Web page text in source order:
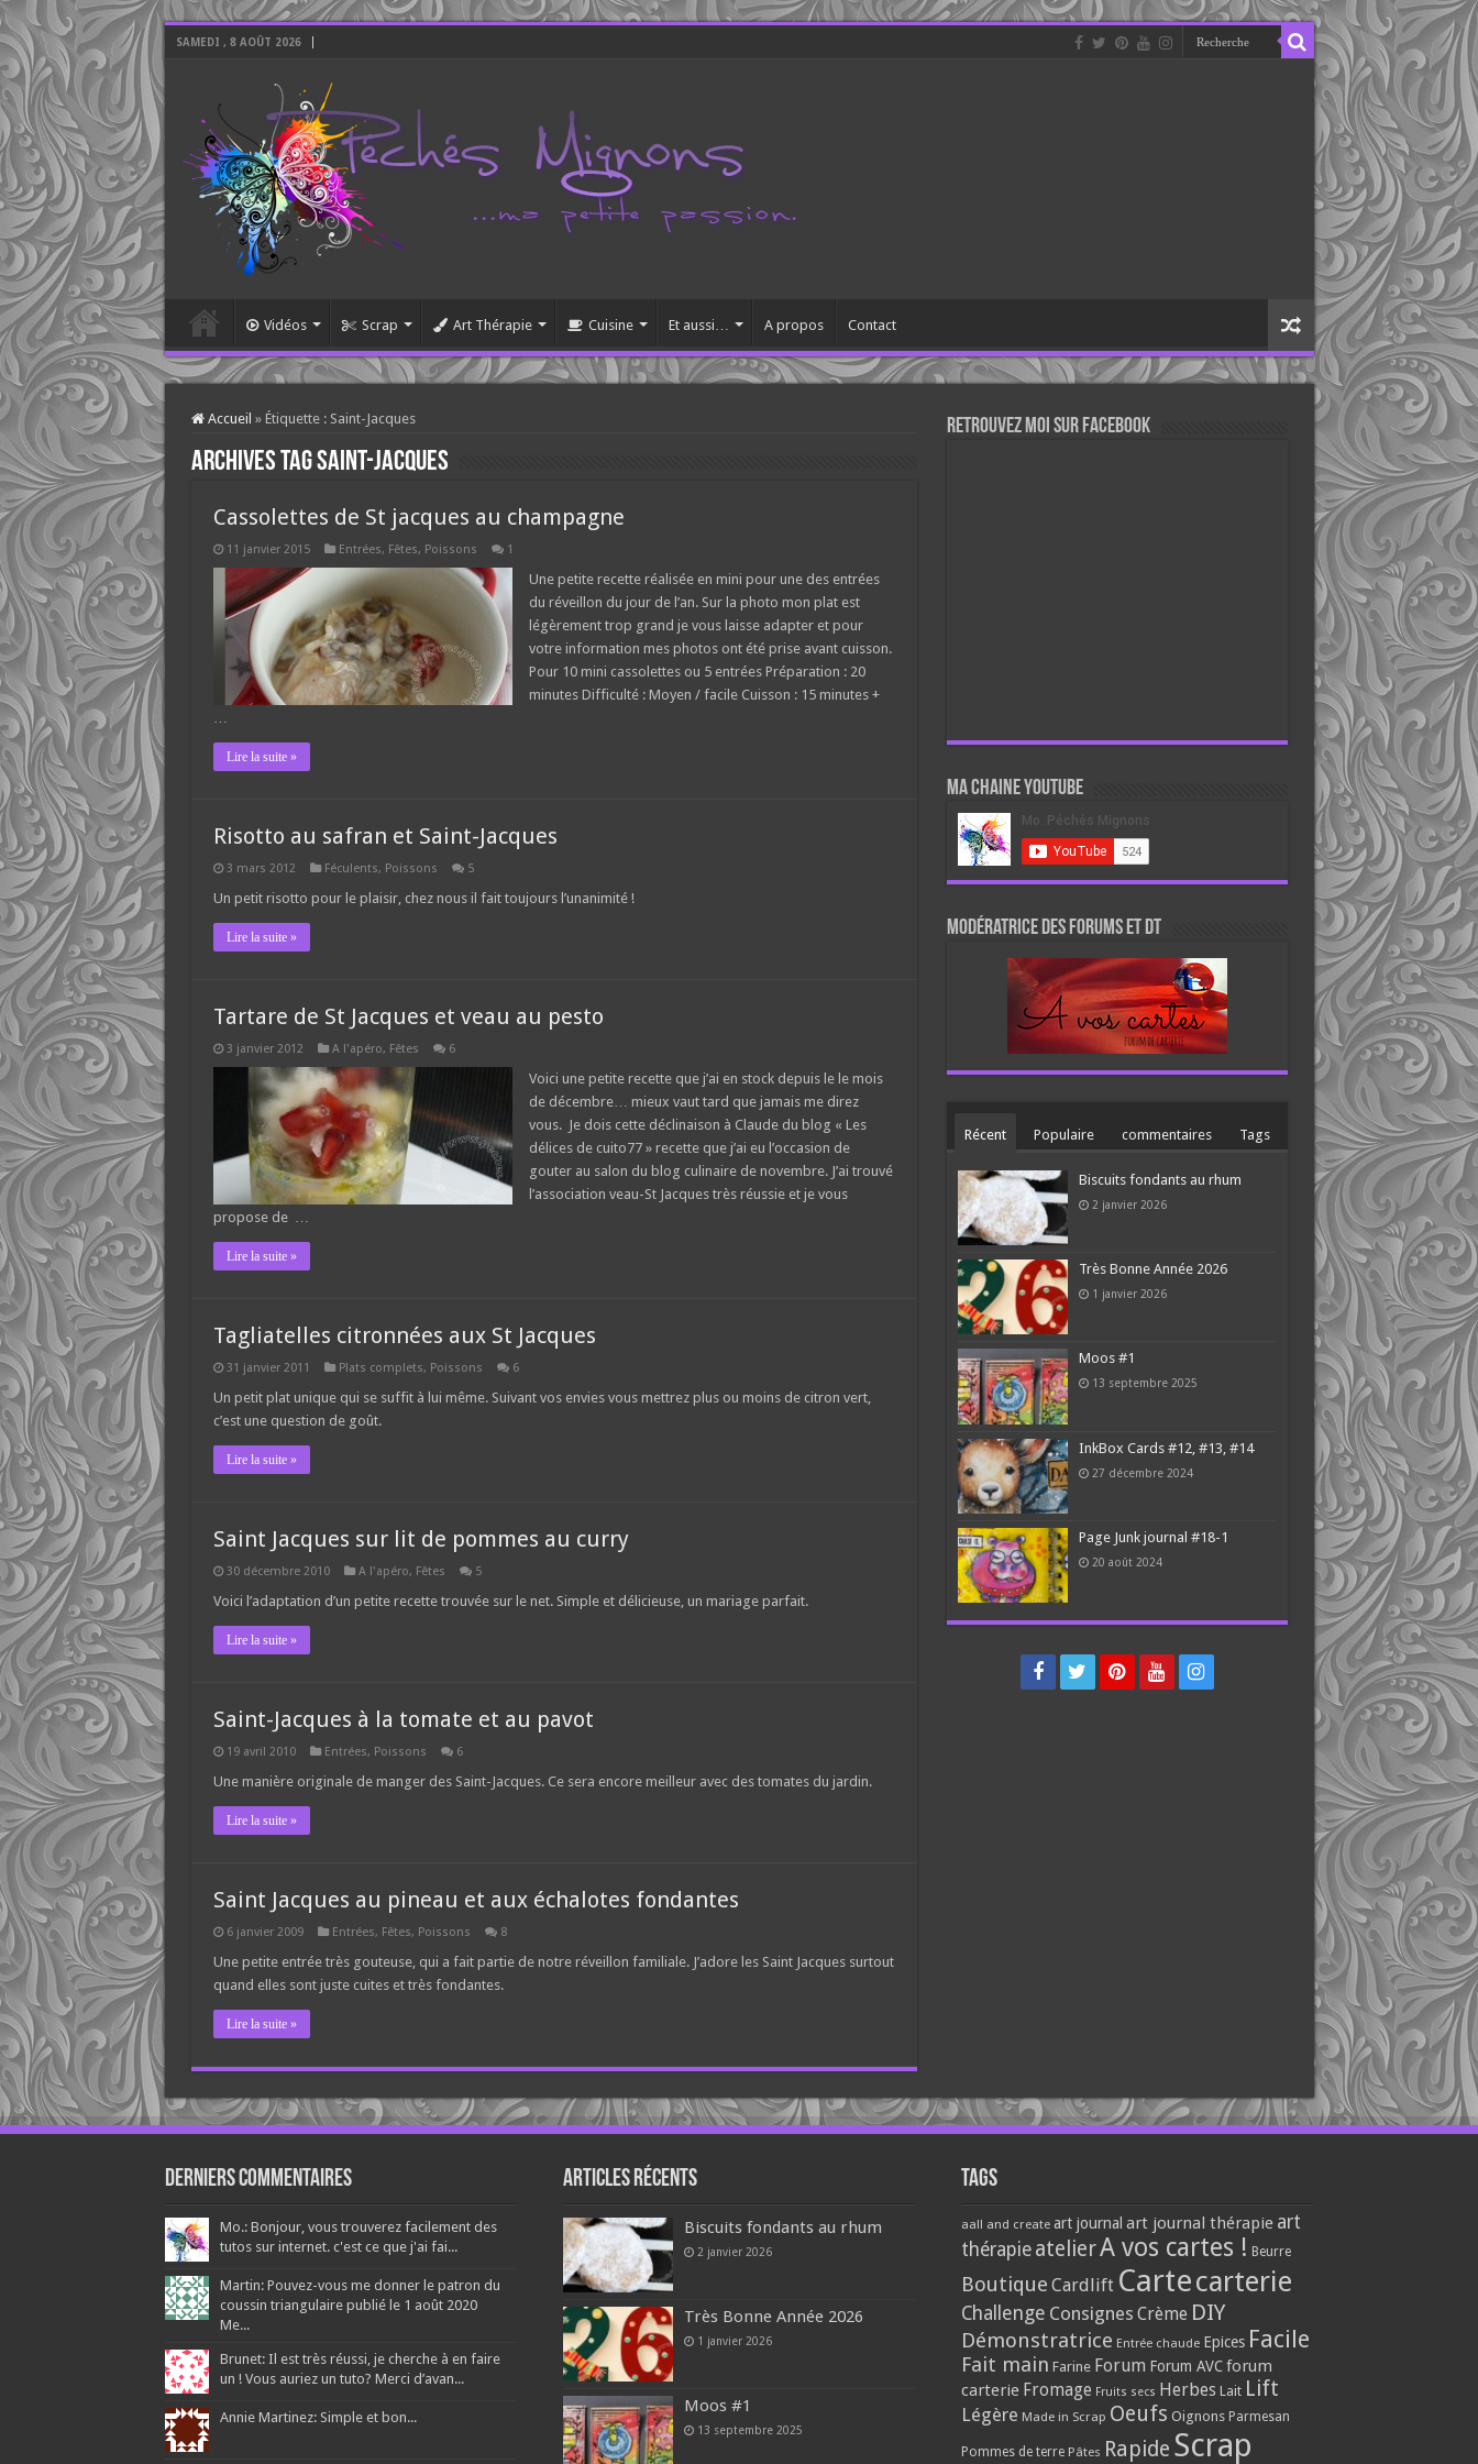
SAMEDI , 8 AOÛT 2026
Vidéos Scrap Art Thérapie Cuisine Et aussi… A propos Contact
Accueil » Étiquette : Saint-Jacques
Archives tagSaint-Jacques
Cassolettes de St jacques au champagne
11 janvier 2015 Entrées, Fêtes, Poissons 1
Une petite recette réalisée en mini pour une des entrées
du réveillon du jour de l’an. Sur la photo mon plat est
légèrement trop grand je vous laisse adapter et pour
votre information mes photos ont été prise avant cuisson.
Pour 10 mini cassolettes ou 5 entrées Préparation : 20
minutes Difficulté : Moyen / facile Cuisson : 15 minutes +
…
Lire la suite »
Risotto au safran et Saint-Jacques
3 mars 2012 Féculents, Poissons 5
Un petit risotto pour le plaisir, chez nous il fait toujours l’unanimité !
Lire la suite »
Tartare de St Jacques et veau au pesto
3 janvier 2012 A l'apéro, Fêtes 6
Voici une petite recette que j’ai en stock depuis le le mois
de décembre… mieux vaut tard que jamais me direz
vous. Je dois cette déclinaison à Claude du blog « Les
délices de cuito77 » recette que j’ai eu l’occasion de
gouter au salon du blog culinaire de novembre. J’ai trouvé
l’association veau-St Jacques très réussie et je vous
propose de …
Lire la suite »
Tagliatelles citronnées aux St Jacques
31 janvier 2011 Plats complets, Poissons 6
Un petit plat unique qui se suffit à lui même. Suivant vos envies vous mettrez plus ou moins de citron vert,
c’est une question de goût.
Lire la suite »
Saint Jacques sur lit de pommes au curry
30 décembre 2010 A l'apéro, Fêtes 5
Voici l’adaptation d’un petite recette trouvée sur le net. Simple et délicieuse, un mariage parfait.
Lire la suite »
Saint-Jacques à la tomate et au pavot
19 avril 2010 Entrées, Poissons 6
Une manière originale de manger des Saint-Jacques. Ce sera encore meilleur avec des tomates du jardin.
Lire la suite »
Saint Jacques au pineau et aux échalotes fondantes
6 janvier 2009 Entrées, Fêtes, Poissons 8
Une petite entrée très gouteuse, qui a fait partie de notre réveillon familiale. J’adore les Saint Jacques surtout
quand elles sont juste cuites et très fondantes.
Lire la suite »
Retrouvez moi sur Facebook
Ma chaine Youtube
Modératrice des forums et DT
Récent Populaire commentaires Tags
Biscuits fondants au rhum
2 janvier 2026
Très Bonne Année 2026
1 janvier 2026
Moos #1
13 septembre 2025
InkBox Cards #12, #13, #14
27 décembre 2024
Page Junk journal #18-1
20 août 2024
Derniers Commentaires
Mo.: Bonjour, vous trouverez facilement des
tutos sur internet. c'est ce que j'ai fai...
Martin: Pouvez-vous me donner le patron du
coussin triangulaire publié le 1 août 2020
Me...
Brunet: Il est très réussi, je cherche à en faire
un ! Vous auriez un tuto? Merci d’avan...
Annie Martinez: Simple et bon...
Articles récents
Biscuits fondants au rhum
2 janvier 2026
Très Bonne Année 2026
1 janvier 2026
Moos #1
13 septembre 2025
Tags
aall and create art journal art journal thérapie art
thérapie atelierA vos cartes ! Beurre
Boutique Cardlift Cartecarterie
Challenge Consignes Crème DIY
Démonstratrice Entrée chaude Epices Facile
Fait main Farine Forum Forum AVCforum
carterie Fromage Fruits secs Herbes Lait Lift
Légère Made in Scrap Oeufs Oignons Parmesan
Pommes de terre Pâtes Rapide Scrap